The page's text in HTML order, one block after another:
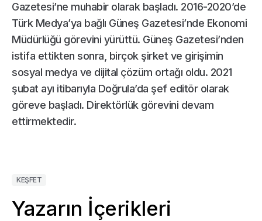
Gazetesi’ne muhabir olarak başladı. 2016-2020’de
Türk Medya’ya bağlı Güneş Gazetesi’nde Ekonomi
Müdürlüğü görevini yürüttü. Güneş Gazetesi’nden
istifa ettikten sonra, birçok şirket ve girişimin
sosyal medya ve dijital çözüm ortağı oldu. 2021
şubat ayı itibarıyla Doğrula’da şef editör olarak
göreve başladı. Direktörlük görevini devam
ettirmektedir.
KEŞFET
Yazarın İçerikleri